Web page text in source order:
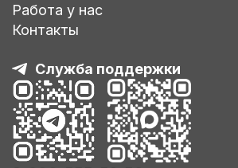
Работа у нас
Контакты
Служба поддержки